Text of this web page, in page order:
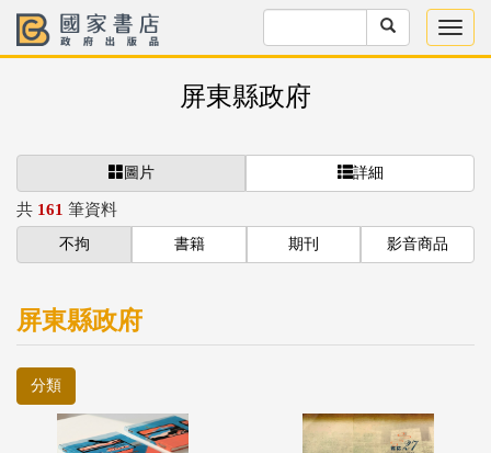
屏東縣政府
圖片 詳細
共 161 筆資料
不拘 書籍 期刊 影音商品
屏東縣政府
分類